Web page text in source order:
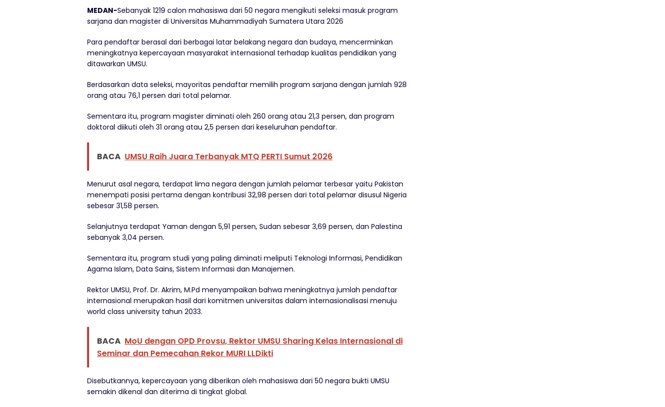
MEDAN-Sebanyak 1219 calon mahasiswa dari 50 negara mengikuti seleksi masuk program
sarjana dan magister di Universitas Muhammadiyah Sumatera Utara 2026
Para pendaftar berasal dari berbagai latar belakang negara dan budaya, mencerminkan
meningkatnya kepercayaan masyarakat internasional terhadap kualitas pendidikan yang
ditawarkan UMSU.
Berdasarkan data seleksi, mayoritas pendaftar memilih program sarjana dengan jumlah 928
orang atau 76,1 persen dari total pelamar.
Sementara itu, program magister diminati oleh 260 orang atau 21,3 persen, dan program
doktoral diikuti oleh 31 orang atau 2,5 persen dari keseluruhan pendaftar.
BACA UMSU Raih Juara Terbanyak MTQ PERTI Sumut 2026
Menurut asal negara, terdapat lima negara dengan jumlah pelamar terbesar yaitu Pakistan
menempati posisi pertama dengan kontribusi 32,98 persen dari total pelamar disusul Nigeria
sebesar 31,58 persen.
Selanjutnya terdapat Yaman dengan 5,91 persen, Sudan sebesar 3,69 persen, dan Palestina
sebanyak 3,04 persen.
Sementara itu, program studi yang paling diminati meliputi Teknologi Informasi, Pendidikan
Agama Islam, Data Sains, Sistem Informasi dan Manajemen.
Rektor UMSU, Prof. Dr. Akrim, M.Pd menyampaikan bahwa meningkatnya jumlah pendaftar
internasional merupakan hasil dari komitmen universitas dalam internasionalisasi menuju
world class university tahun 2033.
BACA MoU dengan OPD Provsu, Rektor UMSU Sharing Kelas Internasional di
Seminar dan Pemecahan Rekor MURI LLDikti
Disebutkannya, kepercayaan yang diberikan oleh mahasiswa dari 50 negara bukti UMSU
semakin dikenal dan diterima di tingkat global.